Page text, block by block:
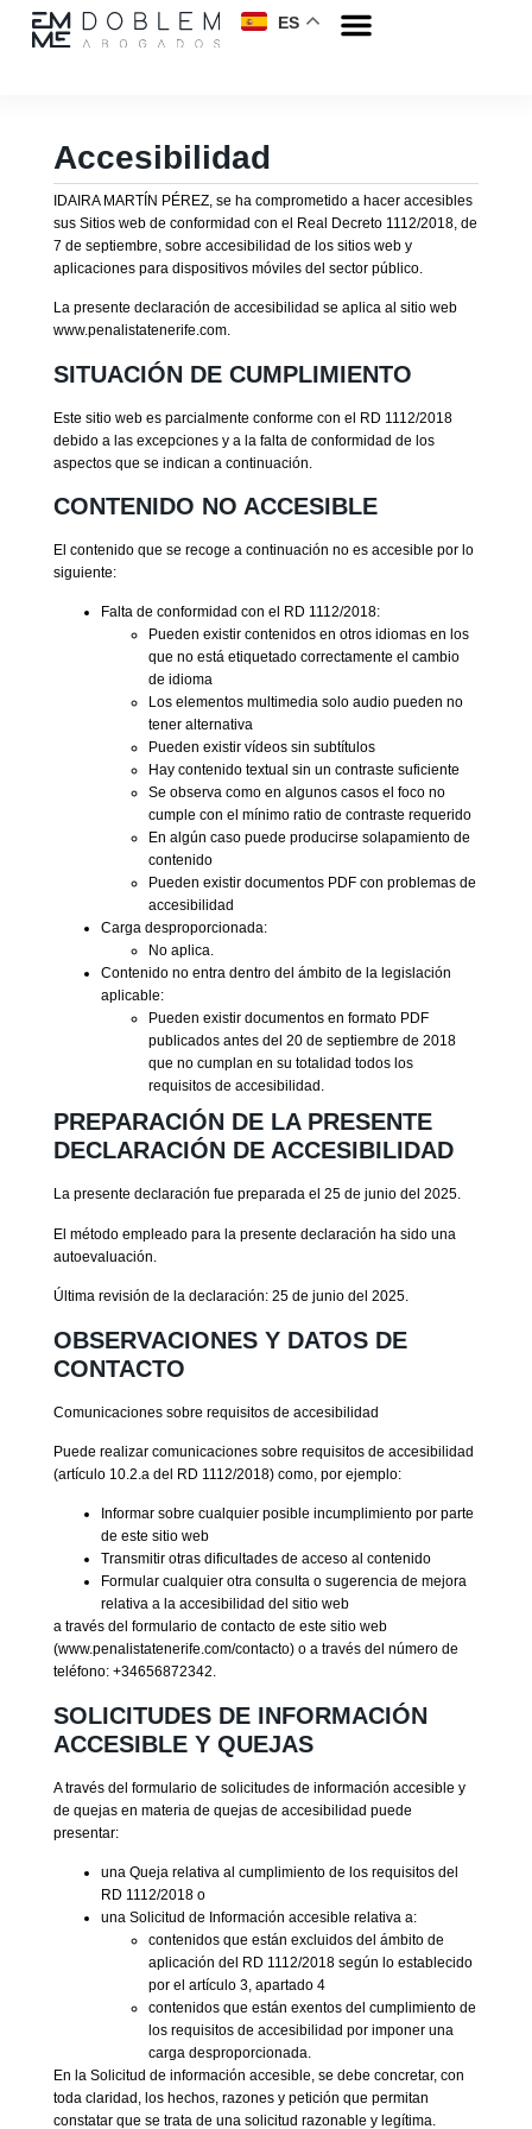
ES
Accesibilidad
IDAIRA MARTÍN PÉREZ, se ha comprometido a hacer accesibles
sus Sitios web de conformidad con el Real Decreto 1112/2018, de
7 de septiembre, sobre accesibilidad de los sitios web y
aplicaciones para dispositivos móviles del sector público.
La presente declaración de accesibilidad se aplica al sitio web
www.penalistatenerife.com.
SITUACIÓN DE CUMPLIMIENTO
Este sitio web es parcialmente conforme con el RD 1112/2018
debido a las excepciones y a la falta de conformidad de los
aspectos que se indican a continuación.
CONTENIDO NO ACCESIBLE
El contenido que se recoge a continuación no es accesible por lo
siguiente:
Falta de conformidad con el RD 1112/2018:
Pueden existir contenidos en otros idiomas en los
que no está etiquetado correctamente el cambio
de idioma
Los elementos multimedia solo audio pueden no
tener alternativa
Pueden existir vídeos sin subtítulos
Hay contenido textual sin un contraste suficiente
Se observa como en algunos casos el foco no
cumple con el mínimo ratio de contraste requerido
En algún caso puede producirse solapamiento de
contenido
Pueden existir documentos PDF con problemas de
accesibilidad
Carga desproporcionada:
No aplica.
Contenido no entra dentro del ámbito de la legislación
aplicable:
Pueden existir documentos en formato PDF
publicados antes del 20 de septiembre de 2018
que no cumplan en su totalidad todos los
requisitos de accesibilidad.
PREPARACIÓN DE LA PRESENTE
DECLARACIÓN DE ACCESIBILIDAD
La presente declaración fue preparada el 25 de junio del 2025.
El método empleado para la presente declaración ha sido una
autoevaluación.
Última revisión de la declaración: 25 de junio del 2025.
OBSERVACIONES Y DATOS DE
CONTACTO
Comunicaciones sobre requisitos de accesibilidad
Puede realizar comunicaciones sobre requisitos de accesibilidad
(artículo 10.2.a del RD 1112/2018) como, por ejemplo:
Informar sobre cualquier posible incumplimiento por parte
de este sitio web
Transmitir otras dificultades de acceso al contenido
Formular cualquier otra consulta o sugerencia de mejora
relativa a la accesibilidad del sitio web
a través del formulario de contacto de este sitio web
(www.penalistatenerife.com/contacto) o a través del número de
teléfono: +34656872342.
SOLICITUDES DE INFORMACIÓN
ACCESIBLE Y QUEJAS
A través del formulario de solicitudes de información accesible y
de quejas en materia de quejas de accesibilidad puede
presentar:
una Queja relativa al cumplimiento de los requisitos del
RD 1112/2018 o
una Solicitud de Información accesible relativa a:
contenidos que están excluidos del ámbito de
aplicación del RD 1112/2018 según lo establecido
por el artículo 3, apartado 4
contenidos que están exentos del cumplimiento de
los requisitos de accesibilidad por imponer una
carga desproporcionada.
En la Solicitud de información accesible, se debe concretar, con
toda claridad, los hechos, razones y petición que permitan
constatar que se trata de una solicitud razonable y legítima.